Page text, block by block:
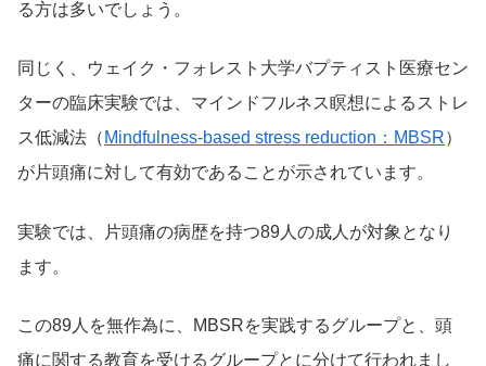
る方は多いでしょう。
同じく、ウェイク・フォレスト大学バプティスト医療セン
ターの臨床実験では、マインドフルネス瞑想によるストレ
ス低減法（ Mindfulness-based stress reduction：MBSR）
が片頭痛に対して有効であることが示されています。
実験では、片頭痛の病歴を持つ89人の成人が対象となり
ます。
この89人を無作為に、MBSRを実践するグループと、頭
痛に関する教育を受けるグループとに分けて行われまし